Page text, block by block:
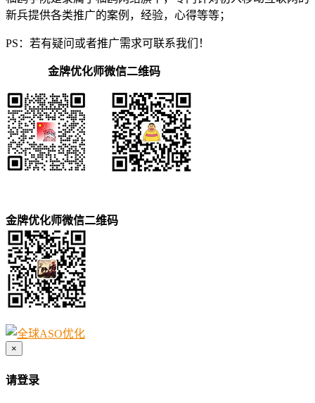
新兵提供各类推广的案例，经验，心得等等；
PS：若有疑问或者推广需求可联系我们！
金牌优化师微信二维码
金牌优化师微信二维码
×
请登录